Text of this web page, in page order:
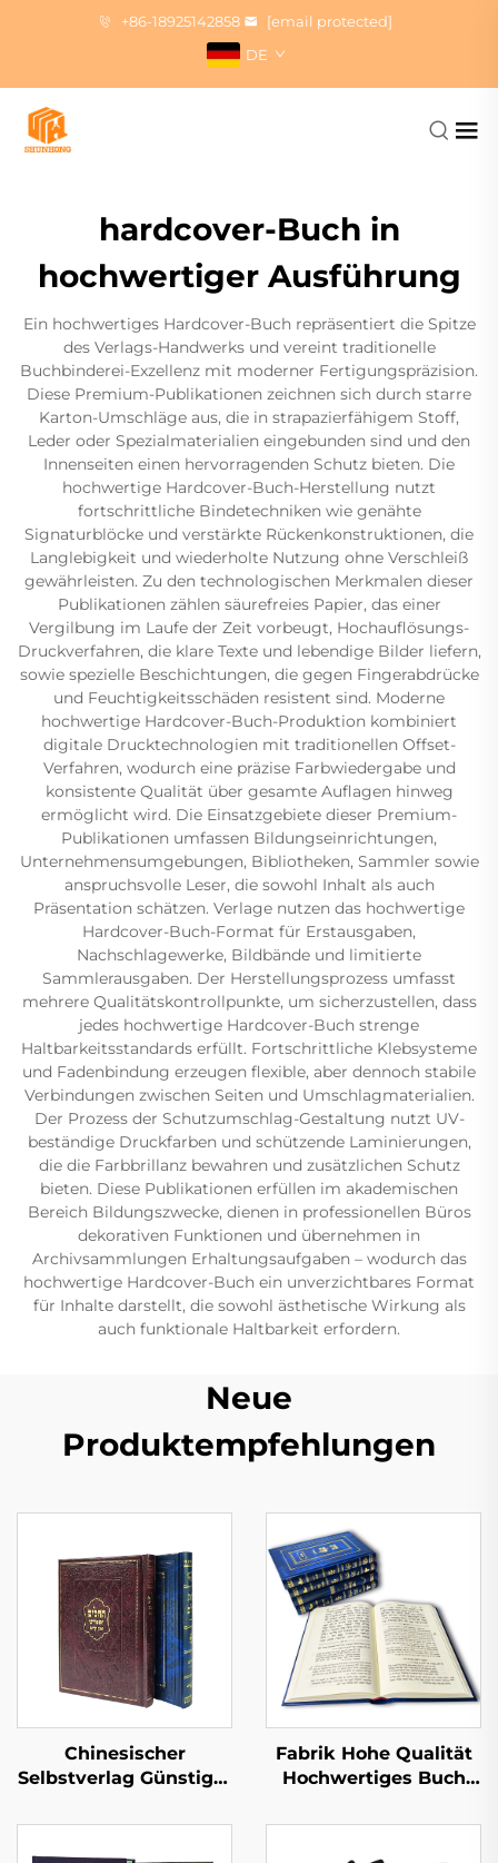
+86-18925142858
[email protected]
DE
hardcover-Buch in
hochwertiger Ausführung
Ein hochwertiges Hardcover-Buch repräsentiert die Spitze
des Verlags-Handwerks und vereint traditionelle
Buchbinderei-Exzellenz mit moderner Fertigungspräzision.
Diese Premium-Publikationen zeichnen sich durch starre
Karton-Umschläge aus, die in strapazierfähigem Stoff,
Leder oder Spezialmaterialien eingebunden sind und den
Innenseiten einen hervorragenden Schutz bieten. Die
hochwertige Hardcover-Buch-Herstellung nutzt
fortschrittliche Bindetechniken wie genähte
Signaturblöcke und verstärkte Rückenkonstruktionen, die
Langlebigkeit und wiederholte Nutzung ohne Verschleiß
gewährleisten. Zu den technologischen Merkmalen dieser
Publikationen zählen säurefreies Papier, das einer
Vergilbung im Laufe der Zeit vorbeugt, Hochauflösungs-
Druckverfahren, die klare Texte und lebendige Bilder liefern,
sowie spezielle Beschichtungen, die gegen Fingerabdrücke
und Feuchtigkeitsschäden resistent sind. Moderne
hochwertige Hardcover-Buch-Produktion kombiniert
digitale Drucktechnologien mit traditionellen Offset-
Verfahren, wodurch eine präzise Farbwiedergabe und
konsistente Qualität über gesamte Auflagen hinweg
ermöglicht wird. Die Einsatzgebiete dieser Premium-
Publikationen umfassen Bildungseinrichtungen,
Unternehmensumgebungen, Bibliotheken, Sammler sowie
anspruchsvolle Leser, die sowohl Inhalt als auch
Präsentation schätzen. Verlage nutzen das hochwertige
Hardcover-Buch-Format für Erstausgaben,
Nachschlagewerke, Bildbände und limitierte
Sammlerausgaben. Der Herstellungsprozess umfasst
mehrere Qualitätskontrollpunkte, um sicherzustellen, dass
jedes hochwertige Hardcover-Buch strenge
Haltbarkeitsstandards erfüllt. Fortschrittliche Klebsysteme
und Fadenbindung erzeugen flexible, aber dennoch stabile
Verbindungen zwischen Seiten und Umschlagmaterialien.
Der Prozess der Schutzumschlag-Gestaltung nutzt UV-
beständige Druckfarben und schützende Laminierungen,
die die Farbbrillanz bewahren und zusätzlichen Schutz
bieten. Diese Publikationen erfüllen im akademischen
Bereich Bildungszwecke, dienen in professionellen Büros
dekorativen Funktionen und übernehmen in
Archivsammlungen Erhaltungsaufgaben – wodurch das
hochwertige Hardcover-Buch ein unverzichtbares Format
für Inhalte darstellt, die sowohl ästhetische Wirkung als
auch funktionale Haltbarkeit erfordern.
Neue
Produktempfehlungen
Chinesischer
Selbstverlag Günstiger
Maßgeschneiderte
Buchdruckservice
Fabrik Hohe Qualität
Hochwertiges Buch
Vollflächige